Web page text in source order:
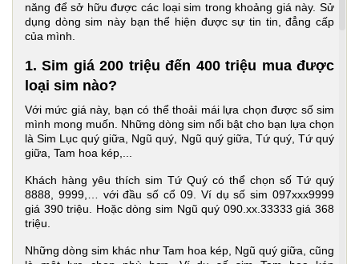
năng để sở hữu được các loại sim trong khoảng giá này. Sử
dụng dòng sim này bạn thể hiện được sự tin tin, đẳng cấp
của mình.
1. Sim giá 200 triệu đến 400 triệu mua được
loại sim nào?
Với mức giá này, bạn có thể thoải mái lựa chọn được số sim
mình mong muốn. Những dòng sim nổi bật cho bạn lựa chọn
là Sim Lục quý giữa, Ngũ quý, Ngũ quý giữa, Tứ quý, Tứ quý
giữa, Tam hoa kép,...
Khách hàng yêu thích sim Tứ Quý có thể chọn số Tứ quý
8888, 9999,… với đầu số cổ 09. Ví dụ số sim 097xxx9999
giá 390 triệu. Hoặc dòng sim Ngũ quý 090.xx.33333 giá 368
triệu.
Những dòng sim khác như Tam hoa kép, Ngũ quý giữa, cũng